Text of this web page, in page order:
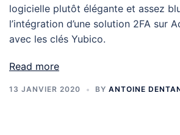
logicielle plutôt élégante et assez
l’intégration d’une solution 2FA sur
avec les clés Yubico.
Read more
13 JANVIER 2020 BY ANTOINE